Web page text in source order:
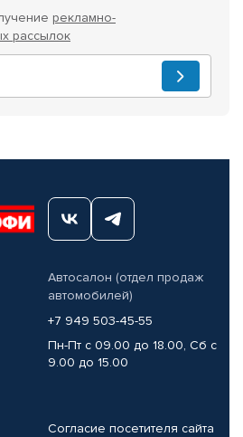
рекламно-
рассылок
Автосалон (отдел продаж
автомобилей)
+7 949 503-45-55
Пн-Пт с 09.00 до 18.00, Сб с
9.00 до 15.00
Согласие посетителя сайта